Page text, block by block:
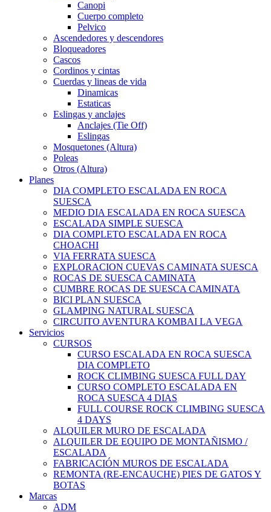
Canopi
Cuerpo completo
Pelvico
Ascendedores y descendores
Bloqueadores
Cascos
Cordinos y cintas
Cuerdas y lineas de vida
Dinamicas
Estaticas
Eslingas y anclajes
Anclajes (Tie Off)
Eslingas
Mosquetones (Altura)
Poleas
Otros (Altura)
Planes
DIA COMPLETO ESCALADA EN ROCA
SUESCA
MEDIO DIA ESCALADA EN ROCA SUESCA
ESCALADA SIMPLE SUESCA
DIA COMPLETO ESCALADA EN ROCA
CHOACHI
VIA FERRATA SUESCA
EXPLORACION CUEVAS CAMINATA SUESCA
ROCAS DE SUESCA CAMINATA
CUMBRE ROCAS DE SUESCA CAMINATA
BICI PLAN SUESCA
GLAMPING NATURAL SUESCA
CIRCUITO AVENTURA KOMBAI LA VEGA
Servicios
CURSOS
CURSO ESCALADA EN ROCA SUESCA
DIA COMPLETO
ROCK CLIMBING SUESCA FULL DAY
CURSO COMPLETO ESCALADA EN
ROCA SUESCA 4 DIAS
FULL COURSE ROCK CLIMBING SUESCA
4 DAYS
ALQUILER MURO DE ESCALADA
ALQUILER DE EQUIPO DE MONTAÑISMO /
ESCALADA
FABRICACIÓN MUROS DE ESCALADA
REMONTA (RE-ENCAUCHE) PIES DE GATOS Y
BOTAS
Marcas
ADM